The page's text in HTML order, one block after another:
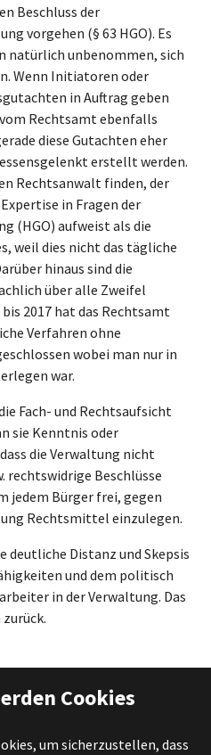
Cookies
um sicherzustellen, dass
Beschluss der
vorgehen (§ 63 HGO). Es
natürlich unbenommen, sich
Wenn Initiatoren oder
in Auftrag geben
Rechtsamt ebenfalls
diese Gutachten eher
erstellt werden.
Rechtsanwalt finden, der
in Fragen der
(HGO) aufweist als die
weil dies nicht das tägliche
hinaus sind die
über alle Zweifel
2017 hat das Rechtsamt
Verfahren ohne
wobei man nur in
war.
Fach- und Rechtsaufsicht
sie Kenntnis oder
die Verwaltung nicht
Beschlüsse
jedem Bürger frei, gegen
Rechtsmittel einzulegen.
deutliche Distanz und Skepsis
und dem politisch
in der Verwaltung. Das
| Datenschutz